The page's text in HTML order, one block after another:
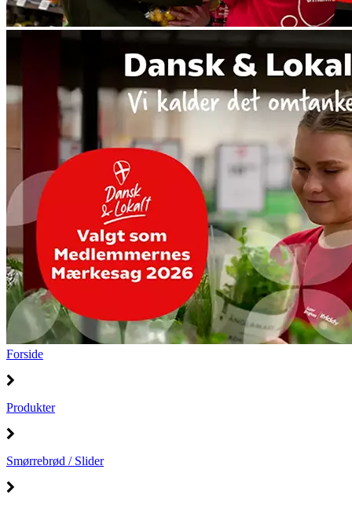
Forside
Produkter
Smørrebrød / Slider